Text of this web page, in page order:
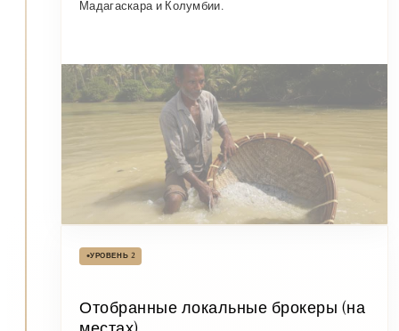
Мадагаскара и Колумбии.
•УРОВЕНЬ 2
Отобранные локальные брокеры (на